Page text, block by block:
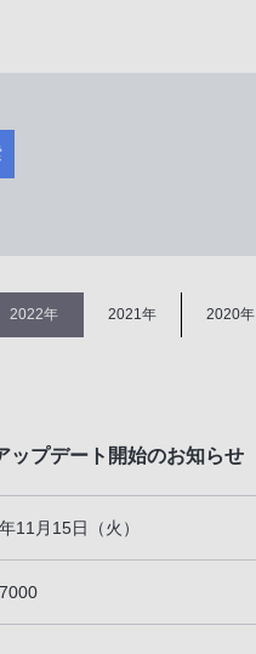
2022年 2021年 2020年
ップデート開始のお知らせ
11月15日（火）